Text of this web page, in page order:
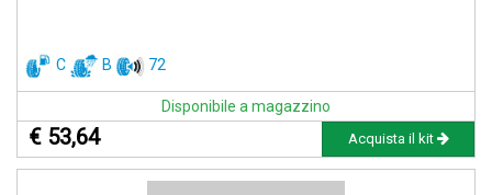
C B 72
Disponibile a magazzino
€ 53,64 Acquista il kit